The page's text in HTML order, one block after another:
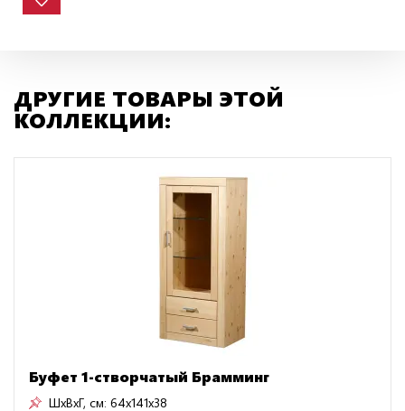
ДРУГИЕ ТОВАРЫ ЭТОЙ
КОЛЛЕКЦИИ:
Буфет 1-створчатый Брамминг
ШxВxГ, см: 64x141x38